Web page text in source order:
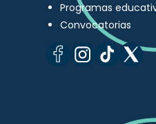
Programas
Convocatorias